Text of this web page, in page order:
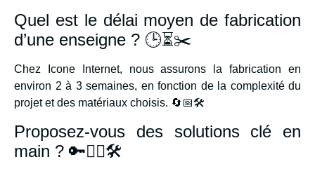
Quel est le délai moyen de fabrication
d’une enseigne ? 🕒⏳✂️
Chez Icone Internet, nous assurons la fabrication en
environ 2 à 3 semaines, en fonction de la complexité du
projet et des matériaux choisis. 🔄📅🛠️
Proposez-vous des solutions clé en
main ? 🔑👷‍♂️🛠️